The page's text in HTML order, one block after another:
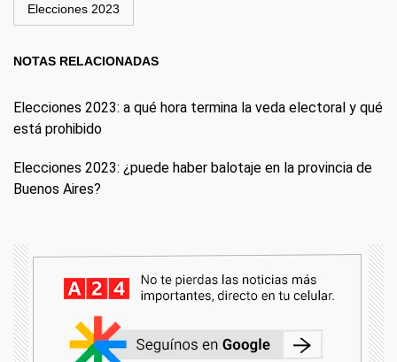
Elecciones 2023
NOTAS RELACIONADAS
Elecciones 2023: a qué hora termina la veda electoral y qué
está prohibido
Elecciones 2023: ¿puede haber balotaje en la provincia de
Buenos Aires?